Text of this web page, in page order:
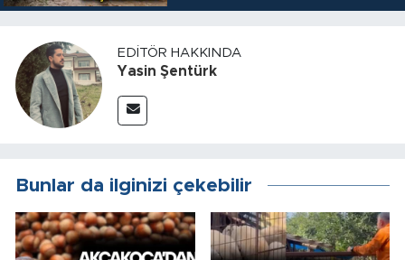
EDITÖR HAKKINDA
Yasin Şentürk
Bunlar da ilginizi çekebilir